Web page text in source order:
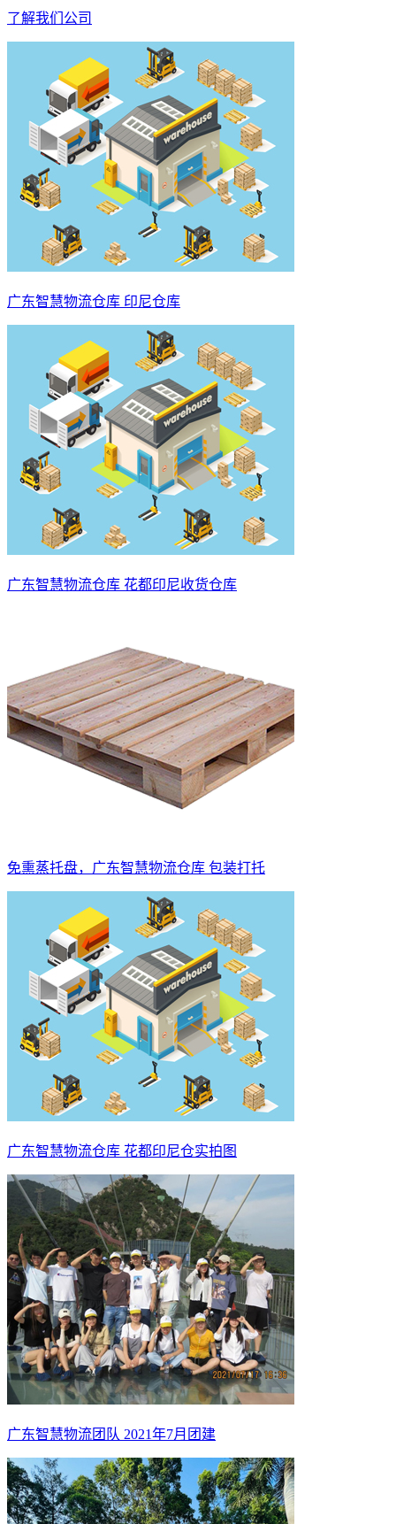
了解我们公司
广东智慧物流仓库 印尼仓库
广东智慧物流仓库 花都印尼收货仓库
免熏蒸托盘，广东智慧物流仓库 包装打托
广东智慧物流仓库 花都印尼仓实拍图
广东智慧物流团队 2021年7月团建